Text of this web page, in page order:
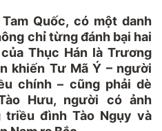
Quốc, có một danh
chỉ từng đánh bại hai
Thục Hán là Trương
khiến Tư Mã Ý – người
chính – cũng phải dè
Hưu, người có ảnh
triều đình Tào Ngụy và